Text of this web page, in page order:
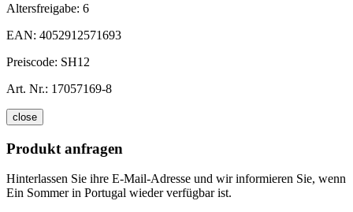
Altersfreigabe: 6
EAN: 4052912571693
Preiscode: SH12
Art. Nr.: 17057169-8
close
Produkt anfragen
Hinterlassen Sie ihre E-Mail-Adresse und wir informieren Sie, wenn
Ein Sommer in Portugal wieder verfügbar ist.